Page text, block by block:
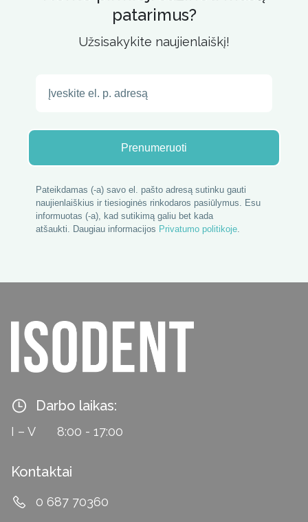
patarimus?
Užsisakykite naujienlaiškį!
Prenumeruoti
Pateikdamas (-a) savo el. pašto adresą sutinku gauti
naujienlaiškius ir tiesioginės rinkodaros pasiūlymus. Esu
informuotas (-a), kad sutikimą galiu bet kada
atšaukti.
Daugiau informacijos Privatumo politikoje
Darbo laikas:
I – V 8:00 - 17:00
Kontaktai
0 687 70360